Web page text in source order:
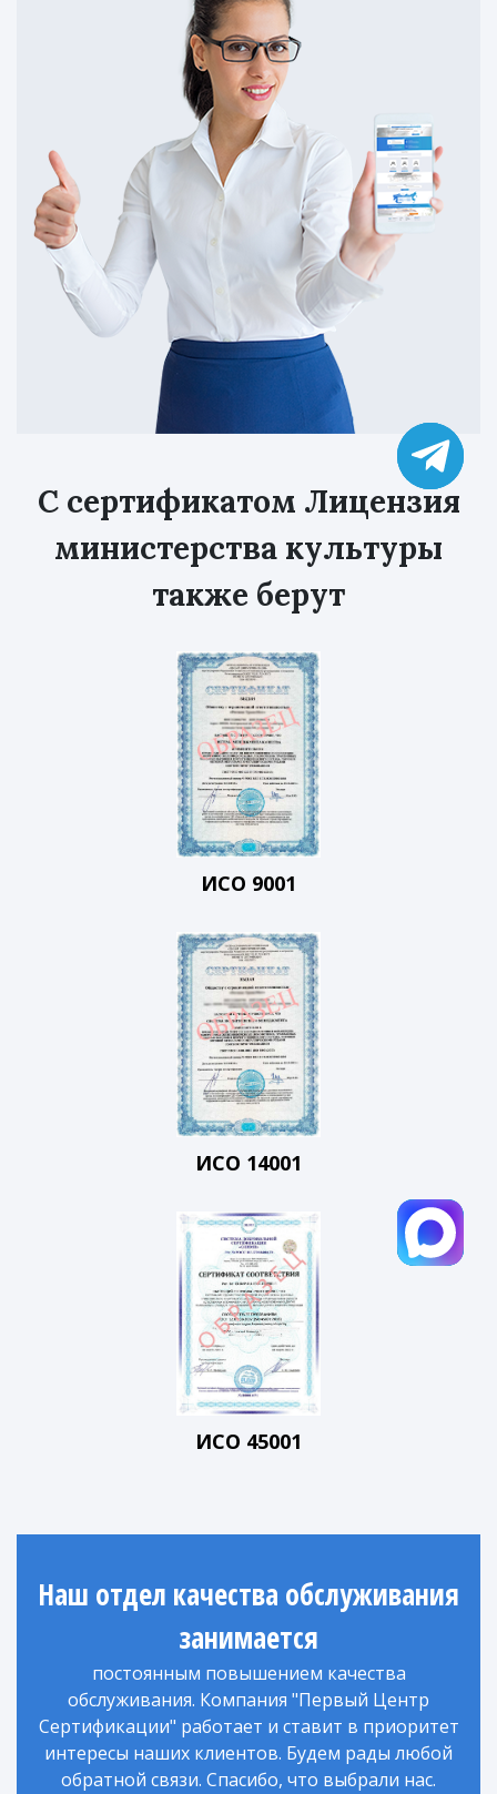
С сертификатом Лицензия
министерства культуры
также берут
ИСО 9001
ИСО 14001
ИСО 45001
Наш отдел качества обслуживания
занимается
постоянным повышением качества
обслуживания. Компания "Первый Центр
Сертификации" работает и ставит в приоритет
интересы наших клиентов. Будем рады любой
обратной связи. Спасибо, что выбрали нас.